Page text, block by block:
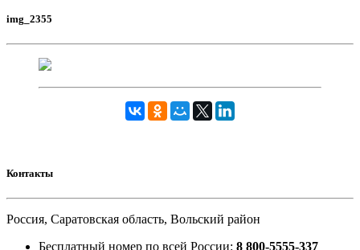
img_2355
Контакты
Россия, Саратовская область, Вольский район
Бесплатный номер по всей России: 8 800-5555-337